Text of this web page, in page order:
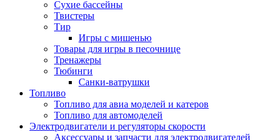
Сухие бассейны
Твистеры
Тир
Игры с мишенью
Товары для игры в песочнице
Тренажеры
Тюбинги
Санки-ватрушки
Топливо
Топливо для авиа моделей и катеров
Топливо для автомоделей
Электродвигатели и регуляторы скорости
Аксессуары и запчасти для электродвигателей